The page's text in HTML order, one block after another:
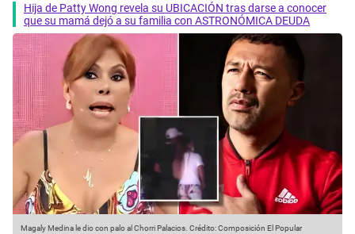
Hija de Patty Wong revela su UBICACIÓN tras darse a conocer
que su mamá dejó a su familia con ASTRONÓMICA DEUDA
Magaly Medina le dio con palo al Chorri Palacios. Crédito: Composición El Popular